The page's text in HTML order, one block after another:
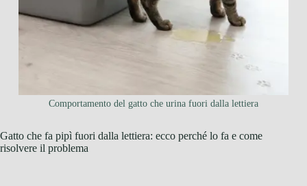
Comportamento del gatto che urina fuori dalla lettiera
Gatto che fa pipì fuori dalla lettiera: ecco perché lo fa e come
risolvere il problema